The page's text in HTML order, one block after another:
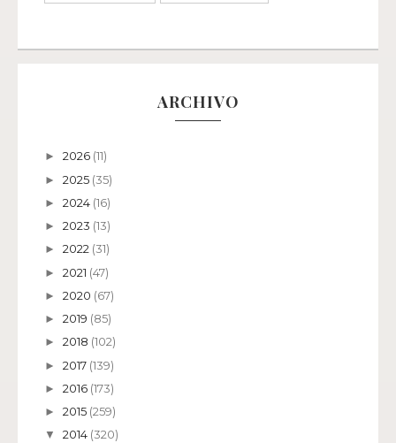
ARCHIVO
► 2026 (11)
► 2025 (35)
► 2024 (16)
► 2023 (13)
► 2022 (31)
► 2021 (47)
► 2020 (67)
► 2019 (85)
► 2018 (102)
► 2017 (139)
► 2016 (173)
► 2015 (259)
▼ 2014 (320)